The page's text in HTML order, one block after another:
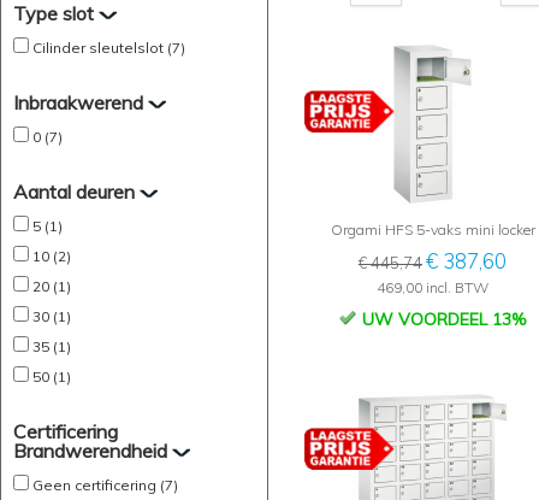
Type slot
Cilinder sleutelslot (7)
Inbraakwerend
0 (7)
Aantal deuren
5 (1)
10 (2)
20 (1)
30 (1)
35 (1)
50 (1)
Certificering
Brandwerendheid
Geen certificering (7)
Orgami HFS 5-vaks mini locker
€ 445,74€ 387,60
469,00 incl. BTW
UW VOORDEEL 13%